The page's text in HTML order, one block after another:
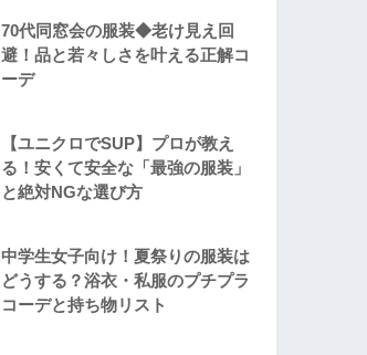
70代同窓会の服装◆老け見え回
避！品と若々しさを叶える正解コ
ーデ
【ユニクロでSUP】プロが教え
る！安くて安全な「最強の服装」
と絶対NGな選び方
中学生女子向け！夏祭りの服装は
どうする？浴衣・私服のプチプラ
コーデと持ち物リスト